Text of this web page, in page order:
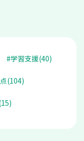
#学習支援(40)
(104)